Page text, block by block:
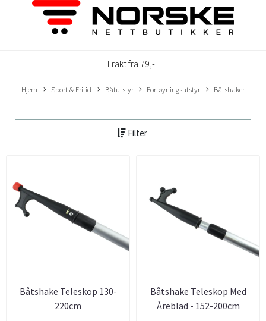
Frakt fra 79,-
Hjem Sport & Fritid Båtutstyr Fortøyningsutstyr Båtshaker
Filter
Båtshake Teleskop 130-
220cm
Båtshake Teleskop Med
Åreblad - 152-200cm